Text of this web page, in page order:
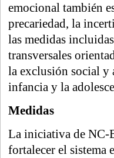
emocional también
precariedad, la
las medidas
transversales
la exclusión social y
infancia y la
Medidas
La iniciativa de NC-
fortalecer el sistema